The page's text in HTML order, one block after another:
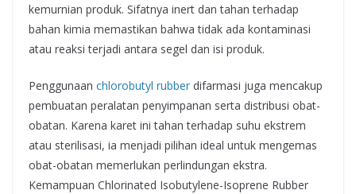
kemurnian produk. Sifatnya inert dan tahan terhadap
bahan kimia memastikan bahwa tidak ada kontaminasi
atau reaksi terjadi antara segel dan isi produk.
Penggunaan chlorobutyl rubber difarmasi juga mencakup
pembuatan peralatan penyimpanan serta distribusi obat-
obatan. Karena karet ini tahan terhadap suhu ekstrem
atau sterilisasi, ia menjadi pilihan ideal untuk mengemas
obat-obatan memerlukan perlindungan ekstra.
Kemampuan Chlorinated Isobutylene-Isoprene Rubber